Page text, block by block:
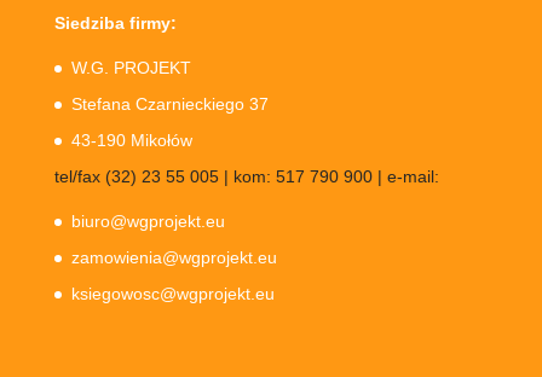
Siedziba firmy:
W.G. PROJEKT
Stefana Czarnieckiego 37
43-190 Mikołów
tel/fax (32) 23 55 005 | kom: 517 790 900 | e-mail:
biuro@wgprojekt.eu
zamowienia@wgprojekt.eu
ksiegowosc@wgprojekt.eu